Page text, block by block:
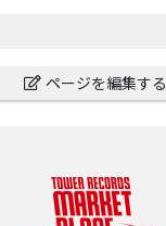
ページを編集する